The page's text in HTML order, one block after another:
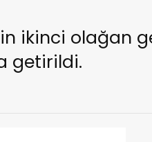
ikinci olağan
getirildi.